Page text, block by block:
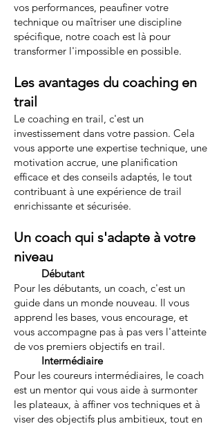
vos performances, peaufiner votre
technique ou maîtriser une discipline
spécifique, notre coach est là pour
transformer l'impossible en possible.
Les avantages du coaching en
trail
Le coaching en trail, c'est un
investissement dans votre passion. Cela
vous apporte une expertise technique, une
motivation accrue, une planification
efficace et des conseils adaptés, le tout
contribuant à une expérience de trail
enrichissante et sécurisée.
Un coach qui s'adapte à votre
niveau
Débutant
Pour les débutants, un coach, c'est un
guide dans un monde nouveau. Il vous
apprend les bases, vous encourage, et
vous accompagne pas à pas vers l'atteinte
de vos premiers objectifs en trail.
Intermédiaire
Pour les coureurs intermédiaires, le coach
est un mentor qui vous aide à surmonter
les plateaux, à affiner vos techniques et à
viser des objectifs plus ambitieux, tout en